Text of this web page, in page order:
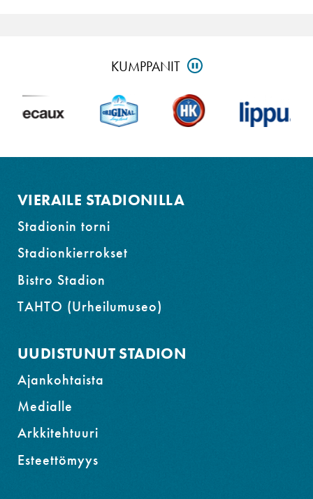
siirry
KUMPPANIT
VIERAILE STADIONILLA
Stadionin torni
Stadionkierrokset
Bistro Stadion
TAHTO (Urheilumuseo)
UUDISTUNUT STADION
Ajankohtaista
Medialle
Arkkitehtuuri
Esteettömyys